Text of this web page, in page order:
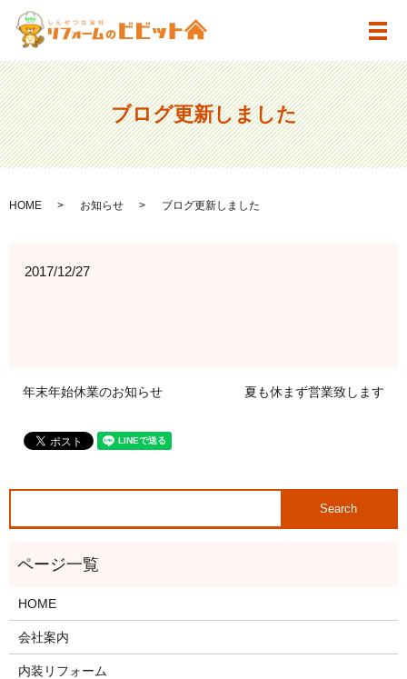
メ
ブログ更新しました
HOME お知らせ ブログ更新しました
2017/12/27
年末年始休業のお知らせ 夏も休まず営業致します
HOME
会社案内
内装リフォーム